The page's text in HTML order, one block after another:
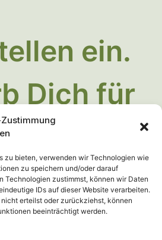
zu bieten, verwenden wir Technologien wie
zu speichern und/oder darauf
Technologien zustimmst, können wir Daten
IDs auf dieser Website verarbeiten.
erteilst oder zurückziehst, können
beeinträchtigt werden.
ein.
Dich für
Platz in
Team.